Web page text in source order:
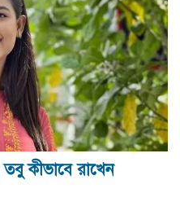
কীভাবে রাখেন